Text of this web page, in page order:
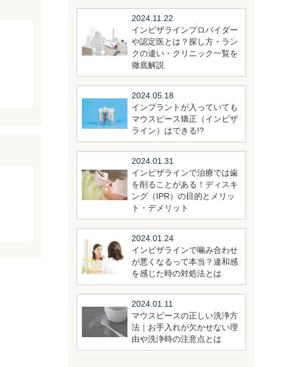
2024.11.22
インビザラインプロバイダー
や認定医とは？探し方・ラン
クの違い・クリニック一覧を
徹底解説
2024.05.18
インプラントが入っていても
マウスピース矯正（インビザ
ライン）はできる!?
2024.01.31
インビザラインで治療では歯
を削ることがある！ディスキ
ング（IPR）の目的とメリッ
ト・デメリット
2024.01.24
インビザラインで噛み合わせ
が悪くなるって本当？違和感
を感じた時の対処法とは
2024.01.11
マウスピースの正しい洗浄方
法｜お手入れが欠かせない理
由や洗浄時の注意点とは